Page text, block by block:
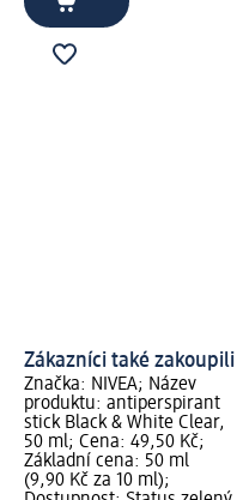
Zákazníci také zakoupili
Značka: NIVEA; Název
produktu: antiperspirant
stick Black & White Clear,
50 ml; Cena: 49,50 Kč;
Základní cena: 50 ml
(9,90 Kč za 10 ml);